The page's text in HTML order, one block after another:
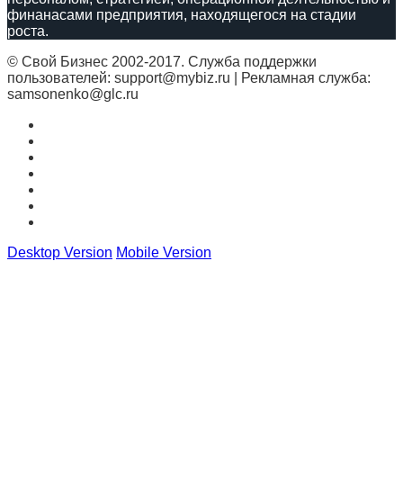
финанасами предприятия, находящегося на стадии
роста.
© Свой Бизнес 2002-2017. Служба поддержки
пользователей: support@mybiz.ru | Рекламная служба:
samsonenko@glc.ru
Desktop Version Mobile Version